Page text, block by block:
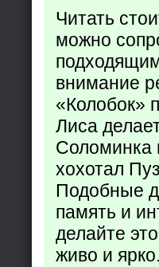
Читать
можно
внимание
«Колобок»
Лиса
Соломинка
хохотал
Подобные
память и
делайте
живо и ярко.